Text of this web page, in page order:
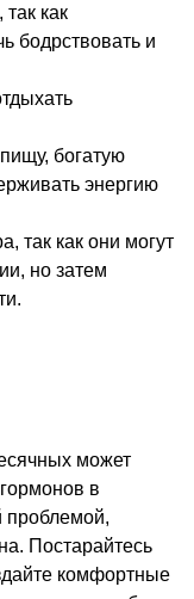
как
бодрствовать и
богатую
энергию
так как они могут
но затем
может
в
проблемой,
Постарайтесь
комфортные